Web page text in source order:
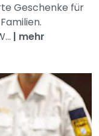
Geschenke für
| mehr